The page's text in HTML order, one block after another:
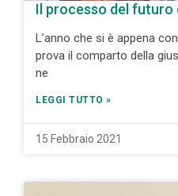
Il processo del futuro
L’anno che si è appena
prova il comparto della
ne
LEGGI TUTTO »
15 Febbraio 2021